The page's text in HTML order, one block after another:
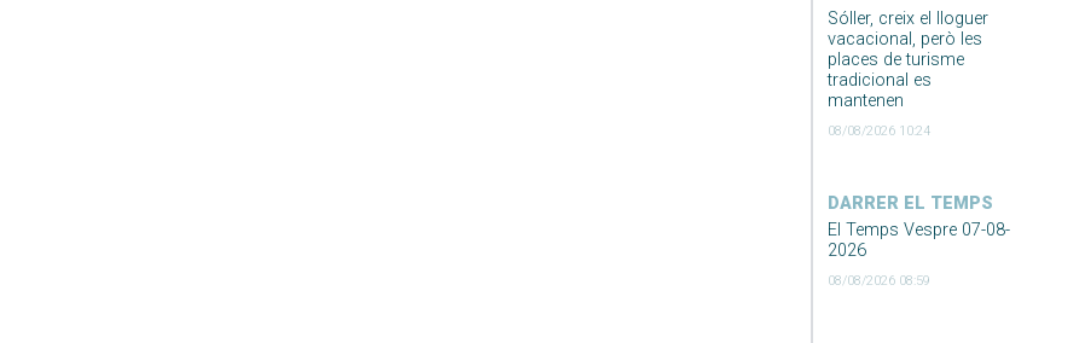
Sóller, creix el lloguer
vacacional, però les
places de turisme
tradicional es
mantenen
08/08/2026 10:24
DARRER EL TEMPS
El Temps Vespre 07-08-
2026
08/08/2026 08:59